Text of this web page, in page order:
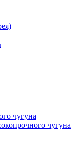
чугуна
чугуна